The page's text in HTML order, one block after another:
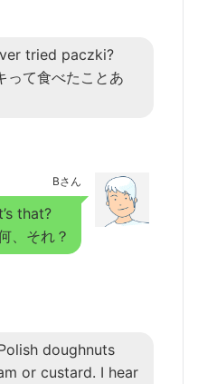
tried paczki?
って食べたことあ
Bさん
that?
、それ？
doughnuts
or custard. I hear